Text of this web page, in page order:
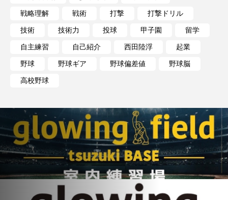
戦略理解 戦術 打撃 打撃ドリル
技術 技術力 投球 甲子園 留学
自主練習 自己紹介 西田陸浮 起業
野球 野球ギア 野球偏差値 野球脳
高校野球